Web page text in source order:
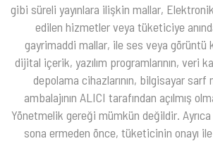
gibi süreli yayınlara ilişkin mallar,
edilen hizmetler veya tüketiciye
gayrimaddi mallar, ile ses veya görüntü
dijital içerik, yazılım programlarının, veri
depolama cihazlarının, bilgisayar sarf
ambalajının ALICI tarafından açılmış
Yönetmelik gereği mümkün değildir.
sona ermeden önce, tüketicinin onayı